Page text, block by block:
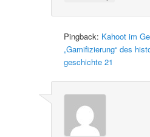
Pingback: Kahoot im
„Gamifizierung“ des
geschichte 21